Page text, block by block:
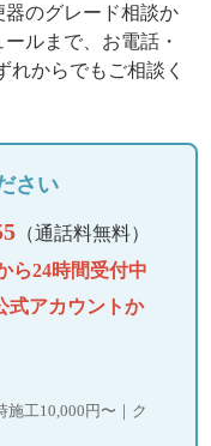
のグレード相談か
ルまで、お電話・
からでもご相談く
さい
（通話料無料）
ら24時間受付中
式アカウントか
施工10,000円〜｜ク